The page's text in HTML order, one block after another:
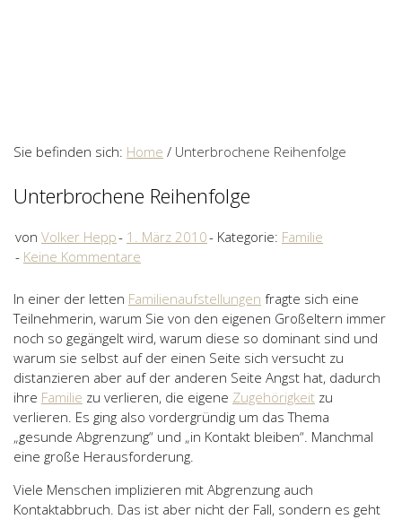
Sie befinden sich: Home / Unterbrochene Reihenfolge
Unterbrochene Reihenfolge
von Volker Hepp 1. März 2010 Kategorie: Familie
Keine Kommentare
In einer der letten Familienaufstellungen fragte sich eine
Teilnehmerin, warum Sie von den eigenen Großeltern immer
noch so gegängelt wird, warum diese so dominant sind und
warum sie selbst auf der einen Seite sich versucht zu
distanzieren aber auf der anderen Seite Angst hat, dadurch
ihre Familie zu verlieren, die eigene Zugehörigkeit zu
verlieren. Es ging also vordergründig um das Thema
„gesunde Abgrenzung“ und „in Kontakt bleiben“. Manchmal
eine große Herausforderung.
Viele Menschen implizieren mit Abgrenzung auch
Kontaktabbruch. Das ist aber nicht der Fall, sondern es geht